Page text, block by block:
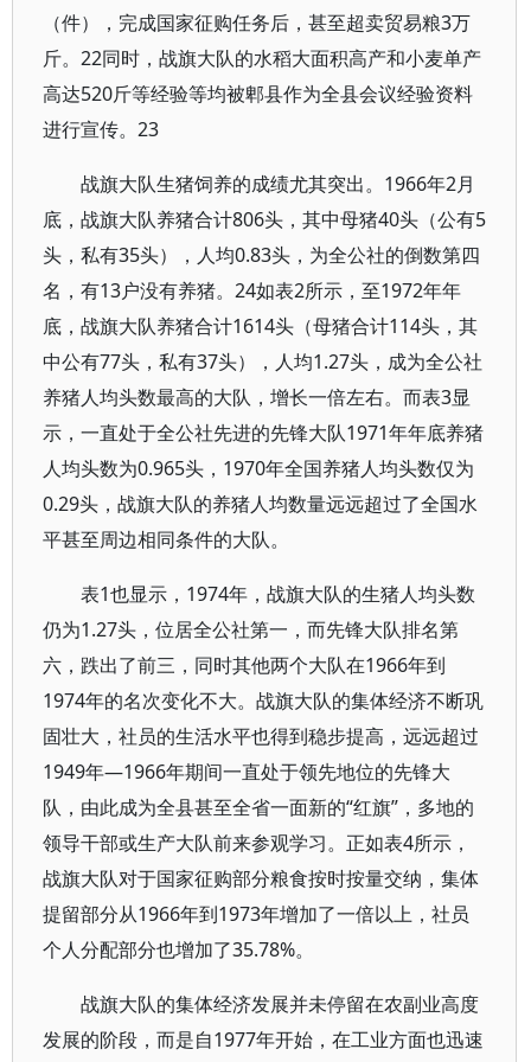
（件），完成国家征购任务后，甚至超卖贸易粮3万
斤。22同时，战旗大队的水稻大面积高产和小麦单产
高达520斤等经验等均被郫县作为全县会议经验资料
进行宣传。23
战旗大队生猪饲养的成绩尤其突出。1966年2月
底，战旗大队养猪合计806头，其中母猪40头（公有5
头，私有35头），人均0.83头，为全公社的倒数第四
名，有13户没有养猪。24如表2所示，至1972年年
底，战旗大队养猪合计1614头（母猪合计114头，其
中公有77头，私有37头），人均1.27头，成为全公社
养猪人均头数最高的大队，增长一倍左右。而表3显
示，一直处于全公社先进的先锋大队1971年年底养猪
人均头数为0.965头，1970年全国养猪人均头数仅为
0.29头，战旗大队的养猪人均数量远远超过了全国水
平甚至周边相同条件的大队。
表1也显示，1974年，战旗大队的生猪人均头数
仍为1.27头，位居全公社第一，而先锋大队排名第
六，跌出了前三，同时其他两个大队在1966年到
1974年的名次变化不大。战旗大队的集体经济不断巩
固壮大，社员的生活水平也得到稳步提高，远远超过
1949年—1966年期间一直处于领先地位的先锋大
队，由此成为全县甚至全省一面新的“红旗”，多地的
领导干部或生产大队前来参观学习。正如表4所示，
战旗大队对于国家征购部分粮食按时按量交纳，集体
提留部分从1966年到1973年增加了一倍以上，社员
个人分配部分也增加了35.78%。
战旗大队的集体经济发展并未停留在农副业高度
发展的阶段，而是自1977年开始，在工业方面也迅速